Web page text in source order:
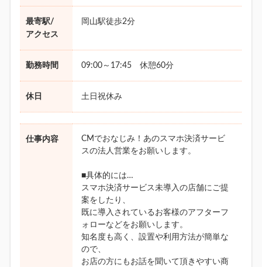
最寄駅/
アクセス
岡山駅徒歩2分
勤務時間 09:00～17:45 休憩60分
休日 土日祝休み
仕事内容
CMでおなじみ！あのスマホ決済サービ
スの法人営業をお願いします。
■具体的には…
スマホ決済サービス未導入の店舗にご提
案をしたり、
既に導入されているお客様のアフターフ
ォローなどをお願いします。
知名度も高く、設置や利用方法が簡単な
ので、
お店の方にもお話を聞いて頂きやすい商